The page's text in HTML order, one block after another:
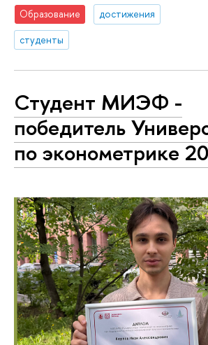
Образование
достижения
студенты
Студент МИЭФ -
победитель
по эконометрике